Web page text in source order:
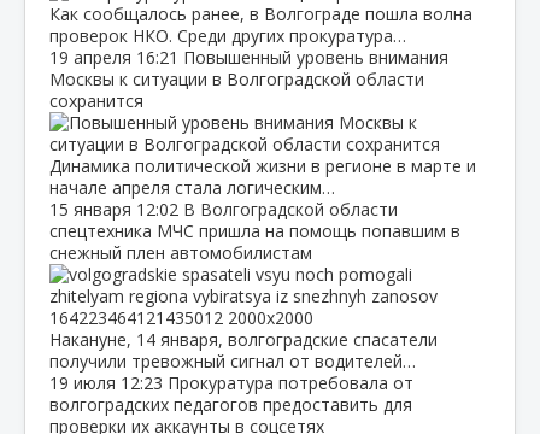
Как сообщалось ранее, в Волгограде пошла волна
проверок НКО. Среди других прокуратура…
19 апреля 16:21 Повышенный уровень внимания
Москвы к ситуации в Волгоградской области
сохранится
Динамика политической жизни в регионе в марте и
начале апреля стала логическим…
15 января 12:02 В Волгоградской области
спецтехника МЧС пришла на помощь попавшим в
снежный плен автомобилистам
Накануне, 14 января, волгоградские спасатели
получили тревожный сигнал от водителей…
19 июля 12:23 Прокуратура потребовала от
волгоградских педагогов предоставить для
проверки их аккаунты в соцсетях